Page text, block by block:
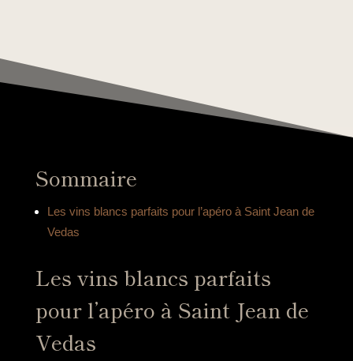
Sommaire
Les vins blancs parfaits pour l’apéro à Saint Jean de
Vedas
Les vins blancs parfaits
pour l’apéro à Saint Jean de
Vedas